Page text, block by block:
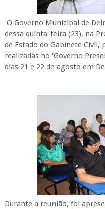
O Governo Municipal de
dessa quinta-feira (23), na
de Estado do Gabinete Civil,
realizadas no ‘Governo
dias 21 e 22 de agosto em
Durante a reunião, foi